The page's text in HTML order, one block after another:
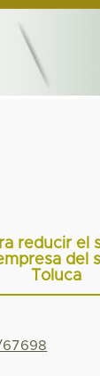
reducir
del
Toluca
67698